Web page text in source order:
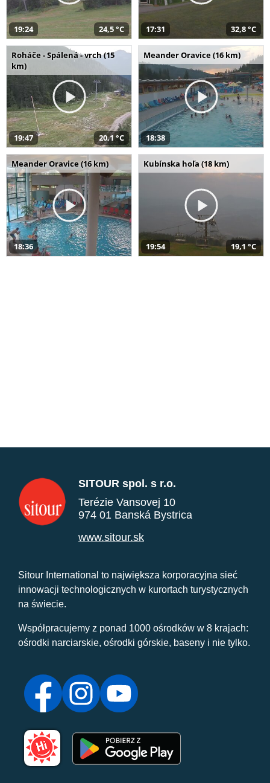
19:24 24,5 °C 17:31 32,8 °C
Roháče - Spálená - vrch (15
km)
19:47 20,1 °C
Meander Oravice (16 km)
18:38
Meander Oravice (16 km)
18:36
Kubínska hoľa (18 km)
19:54 19,1 °C
SITOUR spol. s r.o.
Terézie Vansovej 10
974 01 Banská Bystrica
www.sitour.sk
Sitour International to największa korporacyjna sieć
innowacji technologicznych w kurortach turystycznych
na świecie.
Współpracujemy z ponad 1000 ośrodków w 8 krajach:
ośrodki narciarskie, ośrodki górskie, baseny i nie tylko.